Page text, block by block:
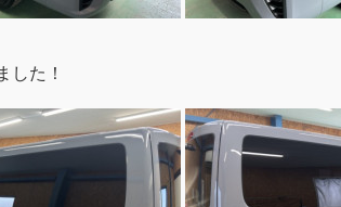
した！